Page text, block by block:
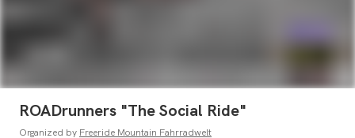
ROADrunners "The Social Ride"
Organized by Freeride Mountain Fahrradwelt